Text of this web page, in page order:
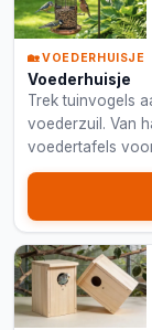
🏡 VOEDERHUISJE
Voederhuisje
Trek tuinvogels
voederzuil. Van
voedertafels
eenvoudig bij te